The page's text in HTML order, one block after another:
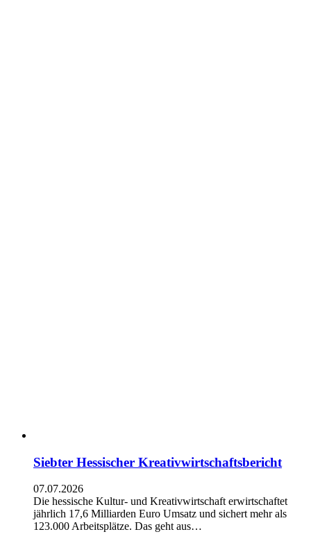
Siebter Hessischer Kreativwirtschaftsbericht
07.07.2026
Die hessische Kultur- und Kreativwirtschaft erwirtschaftet
jährlich 17,6 Milliarden Euro Umsatz und sichert mehr als
123.000 Arbeitsplätze. Das geht aus…